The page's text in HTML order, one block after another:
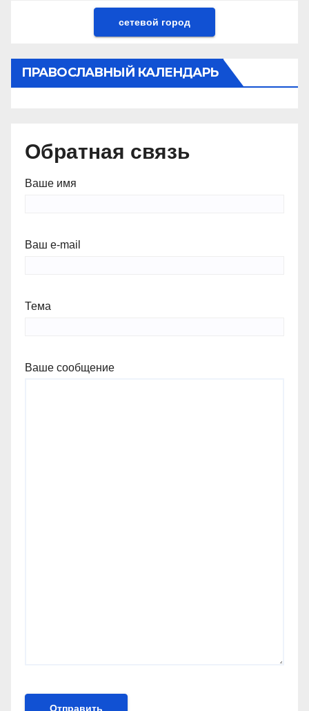
сетевой город
ПРАВОСЛАВНЫЙ КАЛЕНДАРЬ
Обратная связь
Ваше имя
Ваш e-mail
Тема
Ваше сообщение